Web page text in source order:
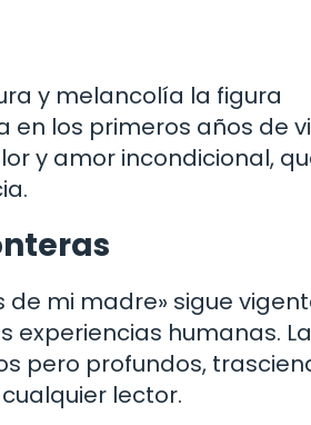
y melancolía la figura
los primeros años de
y amor incondicional,
mi madre» sigue
experiencias humanas. La
pero profundos,
lector.